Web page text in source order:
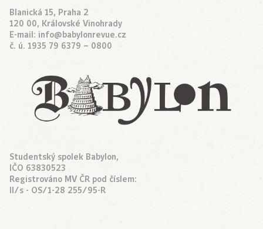
Blanická 15, Praha 2
120 00, Královské Vinohrady
E-mail: info@babylonrevue.cz
č. ú. 1935 79 6379 – 0800
Studentský spolek Babylon,
IČO 63830523
Registrováno MV ČR pod číslem:
II/s - OS/1-28 255/95-R